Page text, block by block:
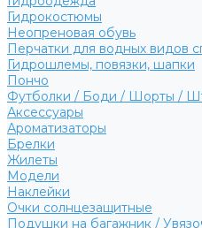
Гидрокостюмы
Неопреновая обувь
Перчатки для водных видов
Гидрошлемы, повязки, шапки
Пончо
Футболки / Боди / Шорты /
Аксессуары
Ароматизаторы
Брелки
Жилеты
Модели
Наклейки
Очки солнцезащитные
Подушки на багажник /